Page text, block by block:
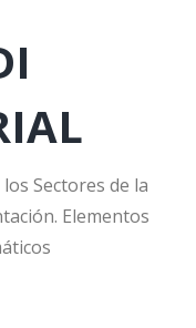
Sectores de la
Elementos